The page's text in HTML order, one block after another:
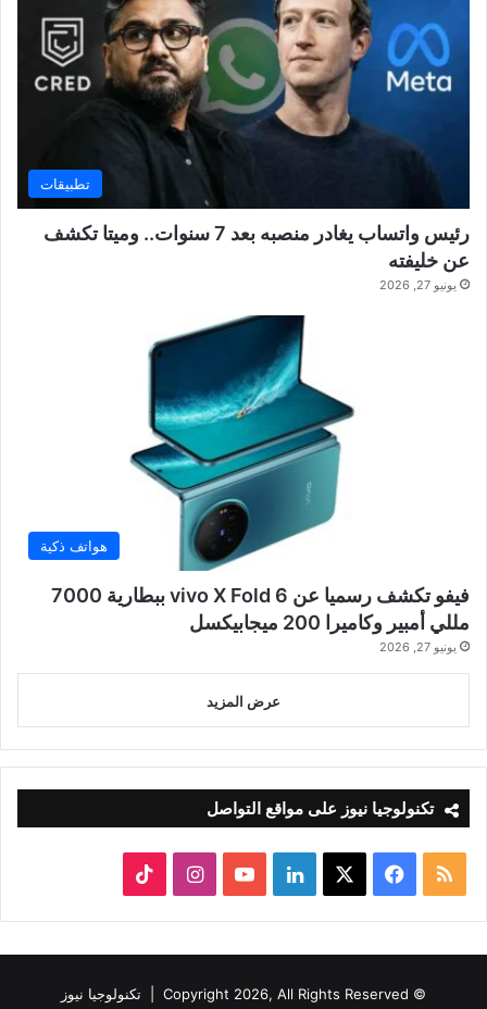
تطبيقات
رئيس واتساب يغادر منصبه بعد 7 سنوات.. وميتا تكشف
عن خليفته
يونيو 27, 2026
هواتف ذكية
فيفو تكشف رسميا عن vivo X Fold 6 ببطارية 7000
مللي أمبير وكاميرا 200 ميجابيكسل
يونيو 27, 2026
عرض المزيد
تكنولوجيا نيوز على مواقع التواصل
ملخص
الموقع
RSS
فيسبوك لينكدإن‫YouTubeانستقرام
© Copyright 2026, All Rights Reserved | تكنولوجيا نيوز